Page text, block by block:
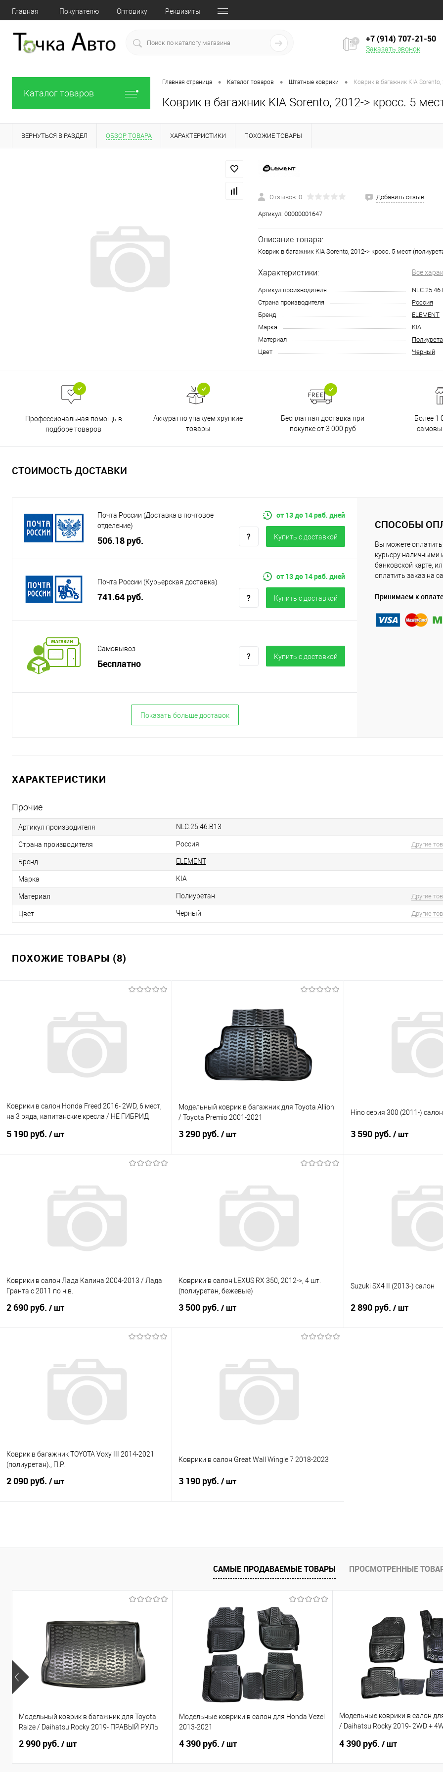
Главная Покупателю Оптовику Реквизиты
+7 (914) 707‒21‒50
Заказать звонок
Каталог товаров
Главная страница • Каталог товаров • Штатные коврики • Коврик в багажник KIA
Коврик в багажник KIA Sorento, 2012-> кросс. 5
ВЕРНУТЬСЯ В РАЗДЕЛ ОБЗОР ТОВАРА ХАРАКТЕРИСТИКИ ПОХОЖИЕ ТОВАРЫ
Отзывов: 0 Добавить отзыв
Артикул: 00000001647
Описание товара:
Коврик в багажник KIA Sorento, 2012-> кросс. 5 мест
Характеристики: Все
Артикул производителя
Страна производителя
Россия
Бренд
ELEMENT
Марка
KIA
Материал
Цвет
Черный
Профессиональная помощь в
подборе товаров
Аккуратно упакуем хрупкие
товары
Бесплатная доставка при
покупке от 3 000 руб
Более 1
СТОИМОСТЬ ДОСТАВКИ
Почта России (Доставка в почтовое
отделение)
506.18 руб.
от 13 до 14 раб. дней
Купить c доставкой
Почта России (Курьерская доставка)
741.64 руб.
от 13 до 14 раб. дней
Купить c доставкой
Самовывоз
Бесплатно
Купить c доставкой
Показать больше доставок
СПОСОБЫ
Вы можете оплатить
курьеру наличными
банковской карте,
оплатить заказ на
Принимаем к оплате
ХАРАКТЕРИСТИКИ
Прочие
Артикул производителя NLC.25.46.B13
Страна производителя Россия Другие
Бренд ELEMENT
Марка KIA
Материал Полиуретан Другие
Цвет Черный Другие
ПОХОЖИЕ ТОВАРЫ (8)
Коврики в салон Honda Freed 2016- 2WD, 6 мест,
на 3 ряда, капитанские кресла / НЕ ГИБРИД
5 190 руб. / шт
Купить в 1 клик
Сравнение
Под заказ
Модельный коврик в багажник для Toyota Allion
/ Toyota Premio 2001-2021
3 290 руб. / шт
Купить в 1 клик
Сравнение
Под заказ
Hino серия 300 (2011-)
3 590 руб. / шт
Купить в 1 клик
Коврики в салон Лада Калина 2004-2013 / Лада
Гранта с 2011 по н.в.
2 690 руб. / шт
Купить в 1 клик
Сравнение
Под заказ
Коврики в салон LEXUS RX 350, 2012->, 4 шт.
(полиуретан, бежевые)
3 500 руб. / шт
Купить в 1 клик
Сравнение
Под заказ
Suzuki SX4 II (2013-) салон
2 890 руб. / шт
Коврик в багажник TOYOTA Voxy III 2014-2021
(полиуретан)., П.Р.
2 090 руб. / шт
Купить в 1 клик
Сравнение
Коврики в салон Great Wall Wingle 7 2018-2023
3 190 руб. / шт
Купить в 1 клик
Сравнение
В избранное
Под заказ
САМЫЕ ПРОДАВАЕМЫЕ ТОВАРЫ ПРОСМОТРЕННЫЕ
Модельный коврик в багажник для Toyota
Raize / Daihatsu Rocky 2019- ПРАВЫЙ РУЛЬ
2 990 руб. / шт
Модельные коврики в салон для Honda Vezel
2013-2021
4 390 руб. / шт
Модельные коврики в салон
/ Daihatsu Rocky 2019- 2WD +
4 390 руб. / шт